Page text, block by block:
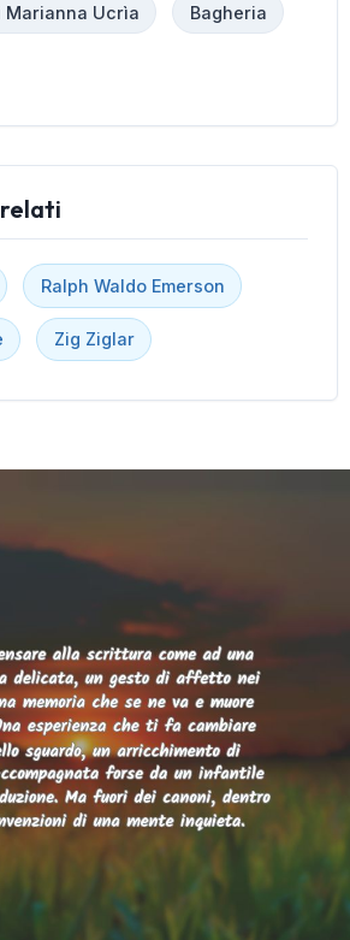
Marianna Ucrìa Bagheria
Ralph Waldo Emerson
Zig Ziglar